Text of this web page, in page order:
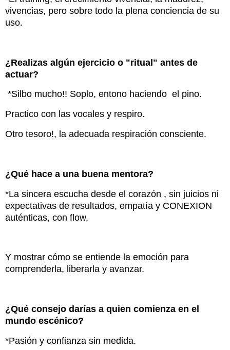
vivencias, pero sobre todo la plena conciencia de su
uso.
¿Realizas algún ejercicio o "ritual" antes de
actuar?
*Silbo mucho!! Soplo, entono haciendo el pino.
Practico con las vocales y respiro.
Otro tesoro!, la adecuada respiración consciente.
¿Qué hace a una buena mentora?
*La sincera escucha desde el corazón , sin juicios ni
expectativas de resultados, empatía y CONEXION
auténticas, con flow.
Y mostrar cómo se entiende la emoción para
comprenderla, liberarla y avanzar.
¿Qué consejo darías a quien comienza en el
mundo escénico?
*Pasión y confianza sin medida.